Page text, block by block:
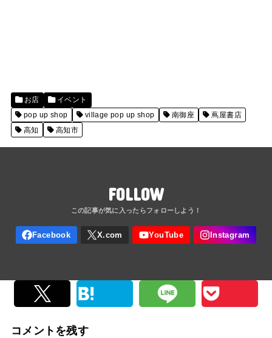
お店
イベント
pop up shop
village pop up shop 南御座
蔦屋書店
高知
高知市
FOLLOW
コメントを残す